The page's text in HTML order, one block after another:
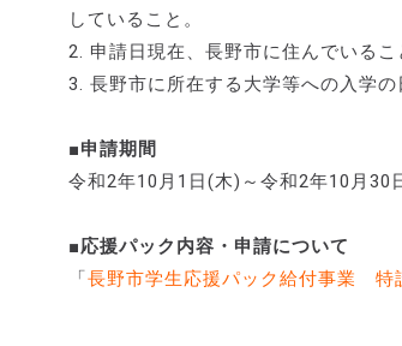
していること。
2. 申請日現在、長野市に住んでいるこ
3. 長野市に所在する大学等への入学
■申請期間
令和2年10月1日(木)～令和2年10月30
■応援パック内容・申請について
「長野市学生応援パック給付事業 特